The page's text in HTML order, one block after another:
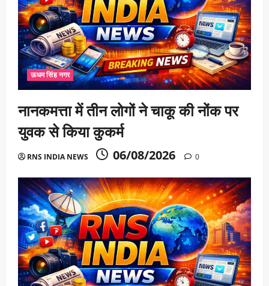
ऊधम सिंह नगर
नानकमत्ता में तीन लोगों ने चाकू की नोंक पर
युवक से किया कुकर्म
RNS INDIA NEWS 06/08/2026 0